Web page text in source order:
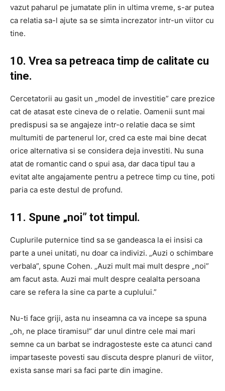
vazut paharul pe jumatate plin in ultima vreme, s-ar putea
ca relatia sa-l ajute sa se simta increzator intr-un viitor cu
tine.
10. Vrea sa petreaca timp de calitate cu
tine.
Cercetatorii au gasit un „model de investitie” care prezice
cat de atasat este cineva de o relatie. Oamenii sunt mai
predispusi sa se angajeze intr-o relatie daca se simt
multumiti de partenerul lor, cred ca este mai bine decat
orice alternativa si se considera deja investiti. Nu suna
atat de romantic cand o spui asa, dar daca tipul tau a
evitat alte angajamente pentru a petrece timp cu tine, poti
paria ca este destul de profund.
11. Spune „noi” tot timpul.
Cuplurile puternice tind sa se gandeasca la ei insisi ca
parte a unei unitati, nu doar ca indivizi. „Auzi o schimbare
verbala”, spune Cohen. „Auzi mult mai mult despre „noi”
am facut asta. Auzi mai mult despre cealalta persoana
care se refera la sine ca parte a cuplului.”
Nu-ti face griji, asta nu inseamna ca va incepe sa spuna
„oh, ne place tiramisu!” dar unul dintre cele mai mari
semne ca un barbat se indragosteste este ca atunci cand
impartaseste povesti sau discuta despre planuri de viitor,
exista sanse mari sa faci parte din imagine.